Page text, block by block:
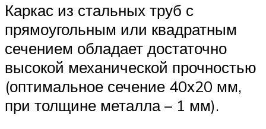
Каркас из стальных труб с
прямоугольным или квадратным
сечением обладает достаточно
высокой механической прочностью
(оптимальное сечение 40х20 мм,
при толщине металла – 1 мм).